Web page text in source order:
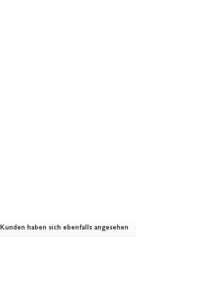
Kunden haben sich ebenfalls angesehen